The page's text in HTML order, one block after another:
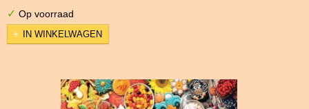
✓ Op voorraad
IN WINKELWAGEN